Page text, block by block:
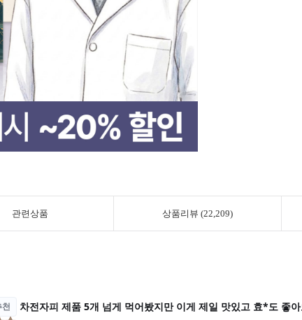
관련상품 상품리뷰 (22,209)